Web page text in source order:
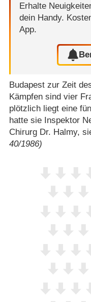
Erhalte
dein Handy.
App.
Budapest zur Zeit
Kämpfen sind vier
plötzlich liegt eine
hatte sie Inspektor
Chirurg Dr. Halmy,
40/1986)